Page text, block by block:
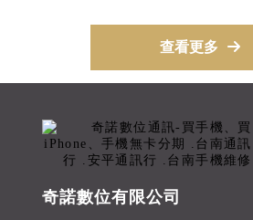
查看更多
奇諾數位有限公司